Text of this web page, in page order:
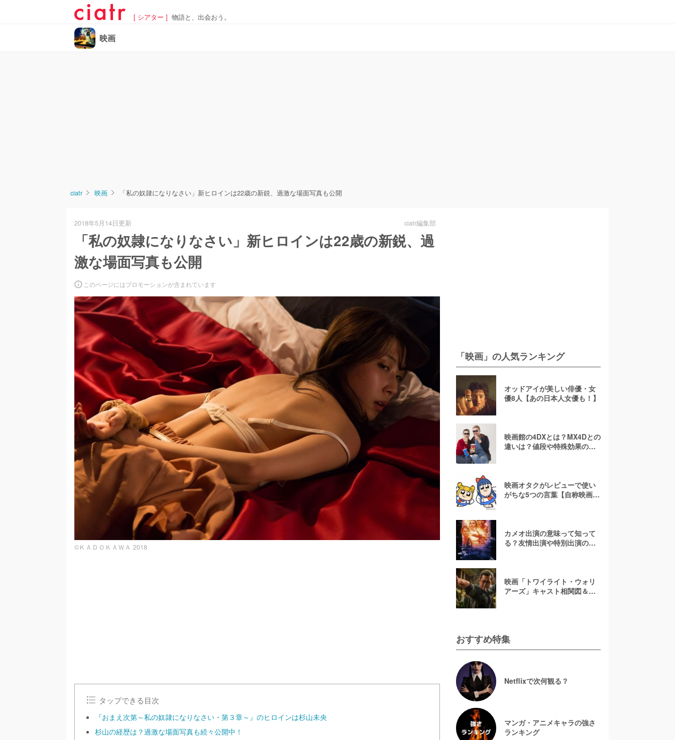
[ シアター ] 物語と、出会おう。
映画
ciatr 映画 「私の奴隷になりなさい」新ヒロインは22歳の新鋭、過激な場面写真も公開
2018年5月14日更新 ciatr編集部
「私の奴隷になりなさい」新ヒロインは22歳の新鋭、過
激な場面写真も公開
このページにはプロモーションが含まれています
©ＫＡＤＯＫＡＷＡ 2018
タップできる目次
『おまえ次第～私の奴隷になりなさい・第３章～』のヒロインは杉山未央
杉山の経歴は？過激な場面写真も続々公開中！
「映画」の人気ランキング
オッドアイが美しい俳優・女
優8人【あの日本人女優も！】
映画館の4DXとは？MX4Dとの
違いは？値段や特殊効果の注
映画オタクがレビューで使い
がちな5つの言葉【自称映画オ
カメオ出演の意味って知って
る？友情出演や特別出演の違
映画「トワイライト・ウォリ
アーズ」キャスト相関図＆登
おすすめ特集
Netflixで次何観る？
マンガ・アニメキャラの強さ
ランキング